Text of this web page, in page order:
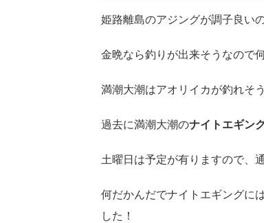
姫路離島のアジングが調子良い
金晩なら釣りが出来そうなので
満潮大潮はアオリイカが釣れそ
過去に満潮大潮のナイトエギン
土曜日は予定が有りますので、
何だかんだでナイトエギングに
した！